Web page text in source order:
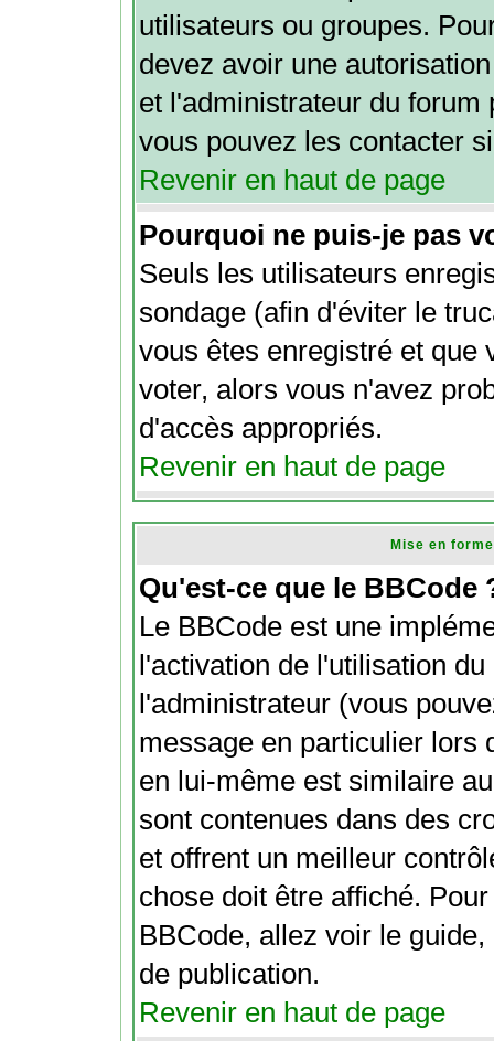
utilisateurs ou groupes.
devez avoir une
et l'administrateur du
vous pouvez les contacter
Revenir en haut de page
Pourquoi ne puis-je pas
Seuls les utilisateurs
sondage (afin d'éviter le
vous êtes enregistré et que
voter, alors vous n'avez
d'accès appropriés.
Revenir en haut de page
Mise en
Qu'est-ce que le BBCode
Le BBCode est une
l'activation de l'utilisation
l'administrateur (vous
message en particulier lors
en lui-même est similaire
sont contenues dans des
et offrent un meilleur
chose doit être affiché.
BBCode, allez voir le
de publication.
Revenir en haut de page